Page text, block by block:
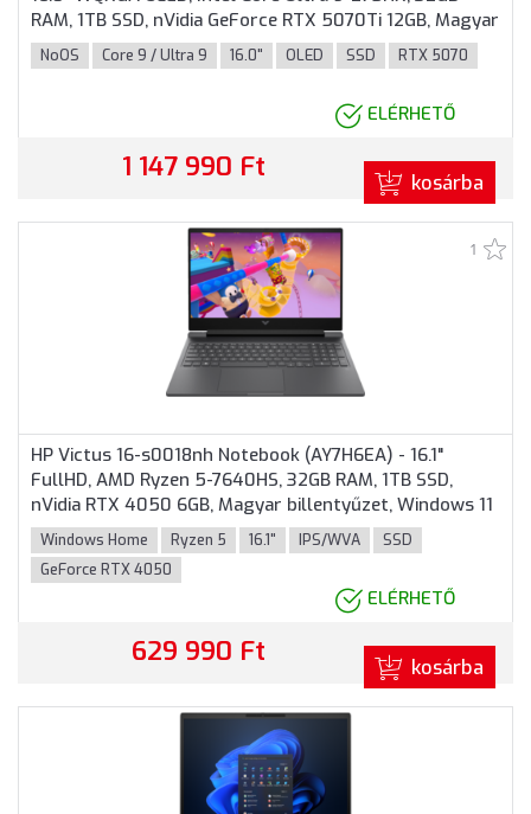
RAM, 1TB SSD, nVidia GeForce RTX 5070Ti 12GB, Magyar
billentyűzet, Operációs rendszer nélkül, 3 év garancia,
Fekete színben
NoOS Core 9 / Ultra 9 16.0" OLED SSD RTX 5070
ELÉRHETŐ
1 147 990 Ft kosárba
1
HP Victus 16-s0018nh Notebook (AY7H6EA) - 16.1"
FullHD, AMD Ryzen 5-7640HS, 32GB RAM, 1TB SSD,
nVidia RTX 4050 6GB, Magyar billentyűzet, Windows 11
Home, 3 év garancia, Fekete színben
Windows Home Ryzen 5 16.1" IPS/WVA
SSD
GeForce RTX 4050
ELÉRHETŐ
629 990 Ft kosárba